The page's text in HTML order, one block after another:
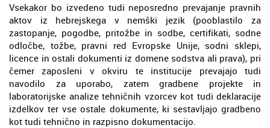
Vsekakor bo izvedeno tudi neposredno prevajanje pravnih
aktov iz hebrejskega v nemški jezik (pooblastilo za
zastopanje, pogodbe, pritožbe in sodbe, certifikati, sodne
odločbe, tožbe, pravni red Evropske Unije, sodni sklepi,
licence in ostali dokumenti iz domene sodstva ali prava), pri
čemer zaposleni v okviru te institucije prevajajo tudi
navodilo za uporabo, zatem gradbene projekte in
laboratorijske analize tehničnih vzorcev kot tudi deklaracije
izdelkov ter vse ostale dokumente, ki sestavljajo gradbeno
kot tudi tehnično in razpisno dokumentacijo.